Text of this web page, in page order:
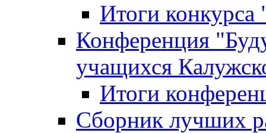
Итоги
Конференция
учащихся
Итоги
Сборник лучших